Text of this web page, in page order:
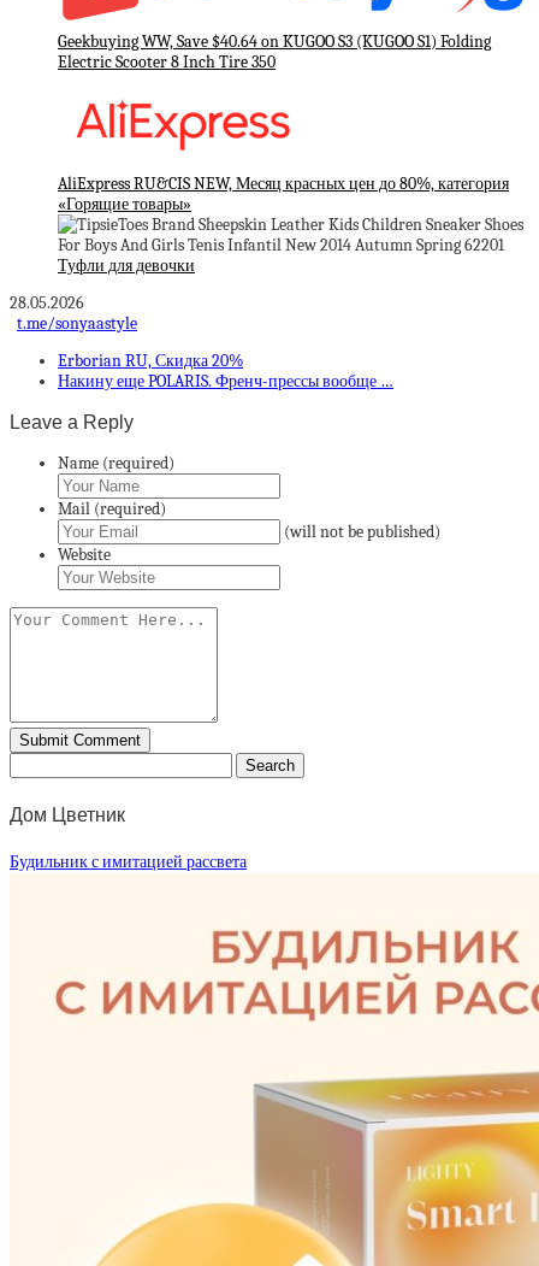
Geekbuying WW, Save $40.64 on KUGOO S3 (KUGOO S1) Folding
Electric Scooter 8 Inch Tire 350
AliExpress RU&CIS NEW, Месяц красных цен до 80%, категория
«Горящие товары»
Туфли для девочки
28.05.2026
t.me/sonyaastyle
Erborian RU, Скидка 20%
Накину еще POLARIS. Френч-прессы вообще …
Leave a Reply
Name (required)
Mail (required)
(will not be published)
Website
Дом Цветник
Будильник с имитацией рассвета